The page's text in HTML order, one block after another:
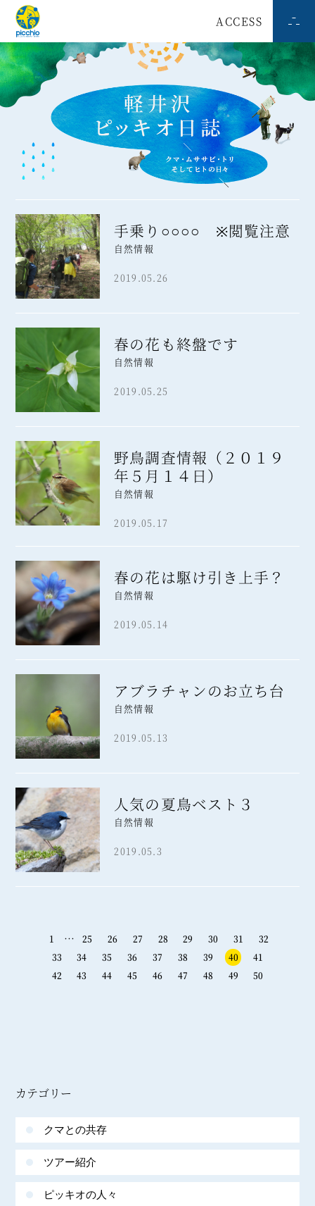
ACCESS
手乗り○○○○ ※閲覧注意
自然情報
2019.05.26
春の花も終盤です
自然情報
2019.05.25
野鳥調査情報（２０１９
年５月１４日）
自然情報
2019.05.17
春の花は駆け引き上手？
自然情報
2019.05.14
アブラチャンのお立ち台
自然情報
2019.05.13
人気の夏鳥ベスト３
自然情報
2019.05.3
1 … 25 26 27 28 29 30 31
32
33
34 35 36 37 38 39 40
41
42
43 44 45 46 47 48 49 50
カテゴリー
クマとの共存
ツアー紹介
ピッキオの人々